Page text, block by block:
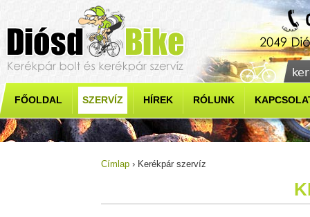
Jump to navigation
FŐOLDAL SZERVÍZ HÍREK RÓLUNK
Címlap › Kerékpár szervíz